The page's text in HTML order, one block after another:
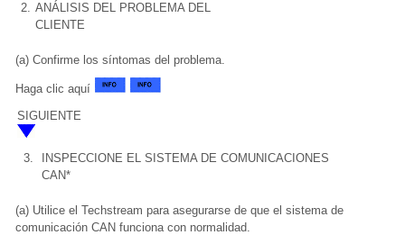
2. ANÁLISIS DEL PROBLEMA DEL
CLIENTE
(a) Confirme los síntomas del problema.
Haga clic aquí
SIGUIENTE
3.
INSPECCIONE EL SISTEMA DE COMUNICACIONES
CAN*
(a) Utilice el Techstream para asegurarse de que el sistema de
comunicación CAN funciona con normalidad.